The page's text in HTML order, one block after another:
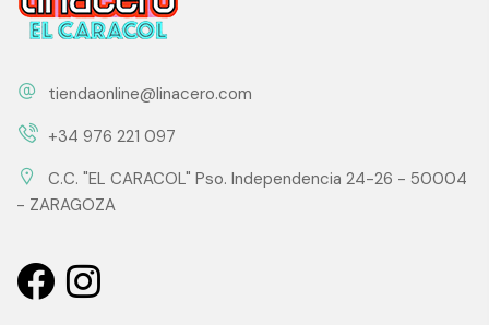
tiendaonline@linacero.com
+34 976 221 097
C.C. "EL CARACOL" Pso. Independencia 24-26 - 50004
- ZARAGOZA